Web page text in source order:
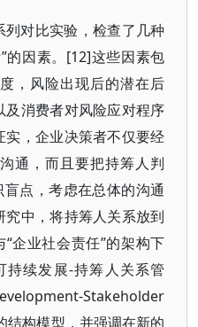
对比实验，检查了几种
的因素。[12]这些因素包
，风险出现后的潜在后
消费者对风险应对程序
，企业决策者不仅要经
通，而且要把持筹人判
点，考虑在总体的沟通
中，将持筹人关系放到
企业社会责任”的架构下
持续发展-持筹人关系管
Stakeholder
构模型，并强调在新的